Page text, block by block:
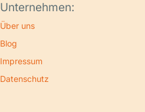
Unternehmen:
Über uns
Blog
Impressum
Datenschutz